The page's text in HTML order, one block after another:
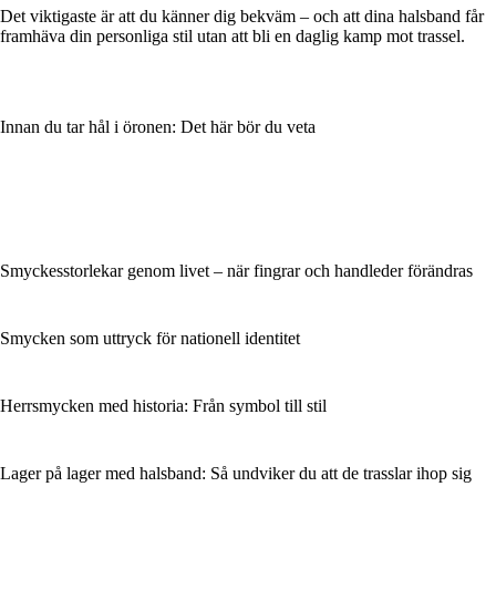
Det viktigaste är att du känner dig bekväm – och att dina halsband får
framhäva din personliga stil utan att bli en daglig kamp mot trassel.
Innan du tar hål i öronen: Det här bör du veta
Smyckesstorlekar genom livet – när fingrar och handleder förändras
Smycken som uttryck för nationell identitet
Herrsmycken med historia: Från symbol till stil
Lager på lager med halsband: Så undviker du att de trasslar ihop sig